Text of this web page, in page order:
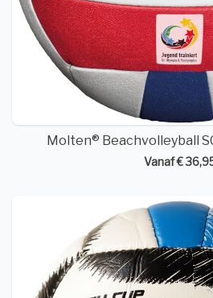
Molten® Beachvolleyball
Vanaf €